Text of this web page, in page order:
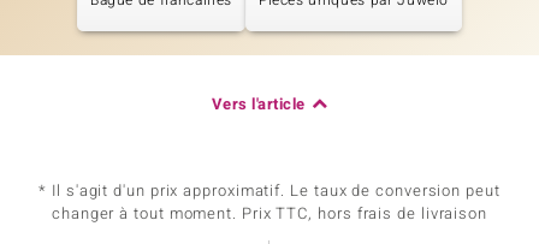
Vers l'article
* Il s'agit d'un prix approximatif. Le taux de conversion peut
changer à tout moment. Prix TTC, hors frais de livraison